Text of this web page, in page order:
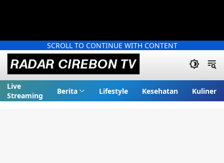
SCROLL TO CONTINUE WITH CONTENT
Live
Streaming
Berita Lifestyle Kesehatan Kuliner